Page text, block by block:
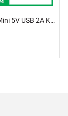
Máy Khoan Mini 5V USB 2A Khoan Thủ Công